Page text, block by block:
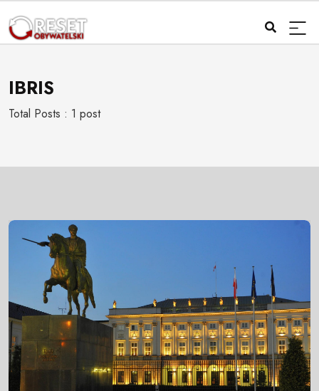
IBRIS
Total Posts : 1 post